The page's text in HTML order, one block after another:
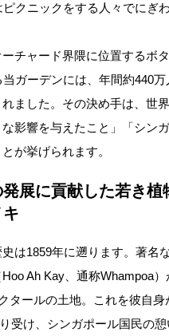
クニックをする人々でにぎ
チャード界隈に位置するボ
ガーデンには、年間約440
ました。その決め手は、世
影響を与えたこと」「シン
が挙げられます。
展に貢献した若き植
は1859年に遡ります。著名
Ah Kay、通称Whampoa
タールの土地。これを彼自
受け、シンガポール国民の